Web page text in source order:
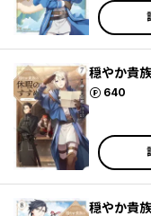
穏やか貴
640
ポイント
穏やか貴